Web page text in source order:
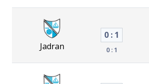
Jadran
0 : 1
0 : 1